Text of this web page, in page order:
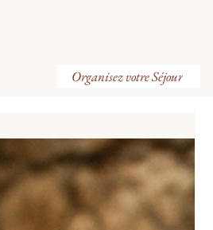
Organisez votre Séjour